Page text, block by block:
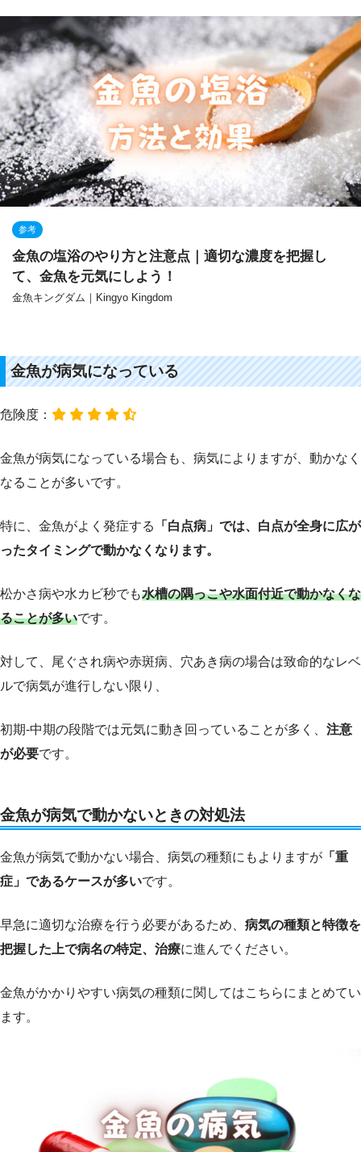
参考
金魚の塩浴のやり方と注意点｜適切な濃度を把握し
て、金魚を元気にしよう！
金魚キングダム｜Kingyo Kingdom
金魚が病気になっている
危険度：
金魚が病気になっている場合も、病気によりますが、動かなく
なることが多いです。
特に、金魚がよく発症する
「白点病」では、白点が全身に広が
ったタイミングで動かなくなります。
松かさ病や水カビ秒でも水槽の隅っこや水面付近で動かなくな
ることが多いです。
対して、尾ぐされ病や赤斑病、穴あき病の場合は致命的なレベ
ルで病気が進行しない限り、
初期-中期の段階では元気に動き回っていることが多く、 注意
が必要です。
金魚が病気で動かないときの対処法
金魚が病気で動かない場合、病気の種類にもよりますが 「重
症」であるケースが多いです。
早急に適切な治療を行う必要があるため、 病気の種類と特徴を
把握した上で病名の特定、治療に進んでください。
金魚がかかりやすい病気の種類に関してはこちらにまとめてい
ます。